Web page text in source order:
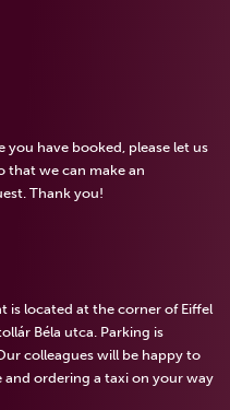
have booked, please let us
that we can make an
Thank you!
is located at the corner of Eiffel
Béla utca. Parking is
colleagues will be happy to
and ordering a taxi on your way